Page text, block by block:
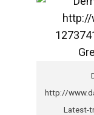
http://
Latest-